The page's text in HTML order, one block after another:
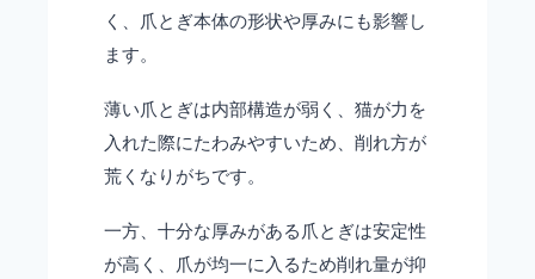
く、爪とぎ本体の形状や厚みにも影響し
ます。
薄い爪とぎは内部構造が弱く、猫が力を
入れた際にたわみやすいため、削れ方が
荒くなりがちです。
一方、十分な厚みがある爪とぎは安定性
が高く、爪が均一に入るため削れ量が抑